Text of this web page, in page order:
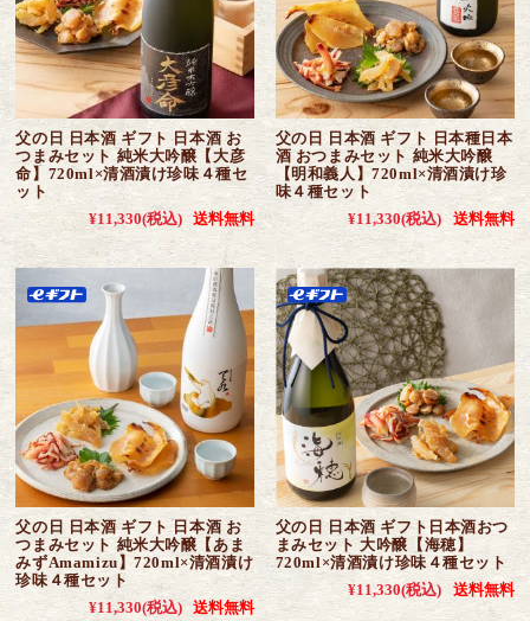
父の日 日本酒 ギフト 日本酒 お
つまみセット 純米大吟醸【大彦
命】720ml×清酒漬け珍味４種セ
ット
¥11,330(税込) 送料無料
父の日 日本酒 ギフト 日本種日本
酒 おつまみセット 純米大吟醸
【明和義人】720ml×清酒漬け珍
味４種セット
¥11,330(税込) 送料無料
父の日 日本酒 ギフト 日本酒 お
つまみセット 純米大吟醸【あま
みずAmamizu】720ml×清酒漬け
珍味４種セット
¥11,330(税込) 送料無料
父の日 日本酒 ギフト日本酒おつ
まみセット 大吟醸【海穂】
720ml×清酒漬け珍味４種セット
¥11,330(税込) 送料無料